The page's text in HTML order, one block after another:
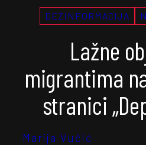
DEZINFORMACIJA
Lažne
migrantima
stranici
Marija Vučić